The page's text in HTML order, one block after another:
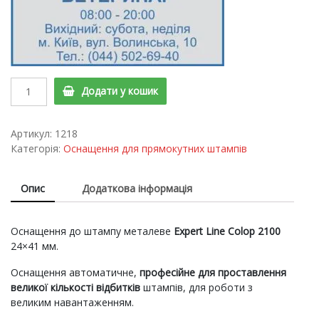
Оснащення
металеве
2100
quantity
Додати у кошик
Артикул: 1218
Категорія: Оснащення для прямокутних штампів
Опис Додаткова інформація
Оснащення до штампу металеве Expert Line Colop 2100
24×41 мм.
Оснащення автоматичне, професійне для проставлення
великої кількості відбитків штампів, для роботи з
великим навантаженням.